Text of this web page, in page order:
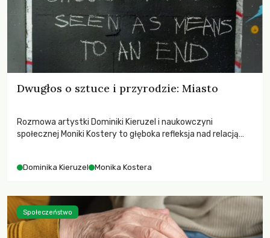
Dwugłos o sztuce i przyrodzie: Miasto
Rozmowa artystki Dominiki Kieruzel i naukowczyni
społecznej Moniki Kostery to głęboka refleksja nad relacją
Dominika Kieruzel Monika Kostera
Społeczeństwo